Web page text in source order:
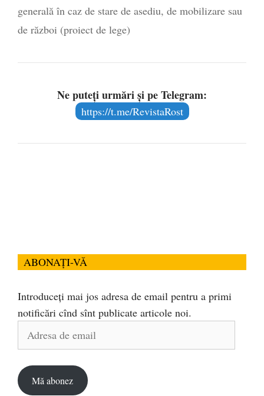
generală în caz de stare de asediu, de mobilizare sau
de război (proiect de lege)
Ne puteți urmări și pe Telegram:
https://t.me/RevistaRost
ABONAȚI-VĂ
Introduceți mai jos adresa de email pentru a primi
notificări cînd sînt publicate articole noi.
Adresa
Mă abonez